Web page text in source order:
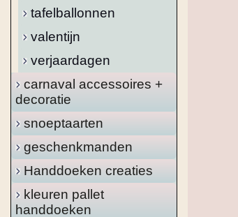
tafelballonnen
valentijn
verjaardagen
carnaval accessoires +
decoratie
snoeptaarten
geschenkmanden
Handdoeken creaties
kleuren pallet
handdoeken